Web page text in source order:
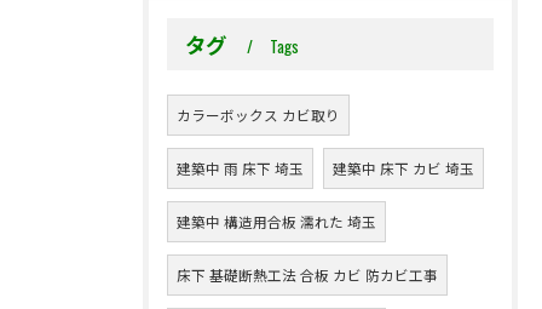
タグ Tags
カラーボックス カビ取り
建築中 雨 床下 埼玉 建築中 床下 カビ 埼玉
建築中 構造用合板 濡れた 埼玉
床下 基礎断熱工法 合板 カビ 防カビ工事